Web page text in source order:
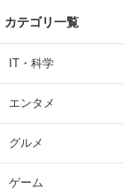
カテゴリ一覧
IT・科学
エンタメ
グルメ
ゲーム